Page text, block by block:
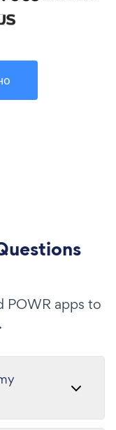
POWR apps to